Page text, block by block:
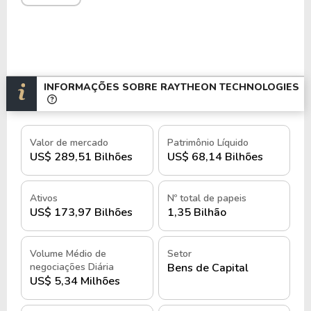
complexidade.
Com mais de180.000 funcionáriosem todo o
mundo, a Raytheon Technologies mantém
operações em mais de
40 países, com centros de
pesquisa, fábricas e unidades de suporte técnico
estrategicamente distribuídos.
Além disso, a empresa investe fortemente em
inovação e sustentabilidade, desenvolvendo
tecnologias que reduzam o impacto ambiental da
aviação e aprimorem a eficiência energética de seus
sistemas de defesa e propulsão.
INFORMAÇÕES SOBRE RAYTHEON TECHNOLOGIES
Valor de mercado
US$ 289,51 Bilhões
Patrimônio Líquido
US$ 68,14 Bilhões
Ativos
US$ 173,97 Bilhões
Nº total de papeis
1,35 Bilhão
Volume Médio de
negociações Diária
US$ 5,34 Milhões
Setor
Bens de Capital